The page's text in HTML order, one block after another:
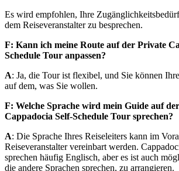
Es wird empfohlen, Ihre
dem Reiseveranstalter zu besprechen.
F: Kann ich meine Route auf der Private
Schedule Tour anpassen?
A: Ja, die Tour ist flexibel, und Sie können
auf dem, was Sie wollen.
F: Welche Sprache wird mein Guide auf
Cappadocia Self-Schedule Tour sprechen?
A: Die Sprache Ihres Reiseleiters kann im
Reiseveranstalter vereinbart werden.
sprechen häufig Englisch, aber es ist auch
die andere Sprachen sprechen, zu arrangieren.